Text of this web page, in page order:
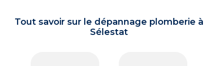
Tout savoir sur le dépannage plomberie à
Sélestat